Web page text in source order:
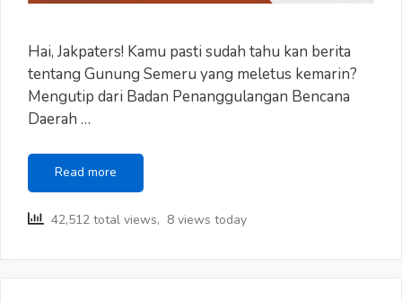
Hai, Jakpaters! Kamu pasti sudah tahu kan berita
tentang Gunung Semeru yang meletus kemarin?
Mengutip dari Badan Penanggulangan Bencana
Daerah …
Read more
Bantu
Erupsi
42,512 total views, 8 views today